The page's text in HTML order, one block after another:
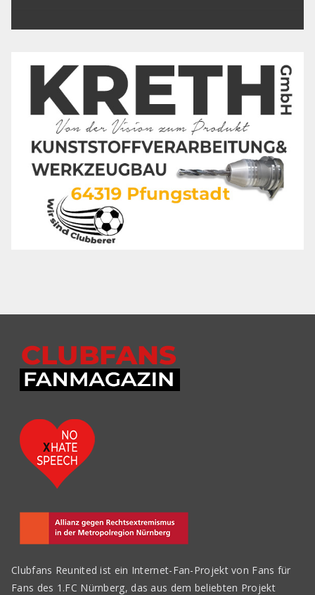
Clubfans Reunited ist ein Internet-Fan-Projekt von Fans für
Fans des 1.FC Nürnberg, das aus dem beliebten Projekt